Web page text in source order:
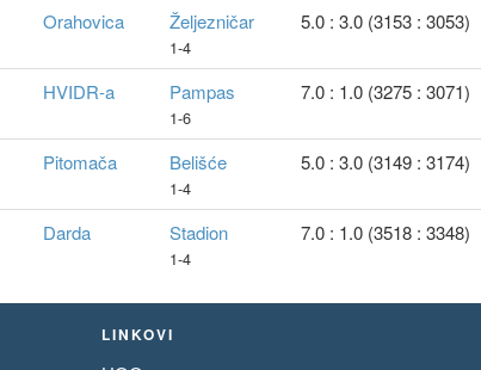
Orahovica Željezničar
1-4
5.0 : 3.0 (3153 : 3053)
HVIDR-a Pampas
1-6
7.0 : 1.0 (3275 : 3071)
Pitomača Belišće
1-4
5.0 : 3.0 (3149 : 3174)
Darda Stadion
1-4
7.0 : 1.0 (3518 : 3348)
LINKOVI